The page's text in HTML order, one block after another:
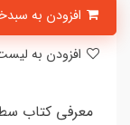
معرفی کتاب